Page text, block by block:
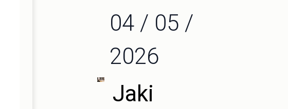
04 / 05 /
2026
Jaki